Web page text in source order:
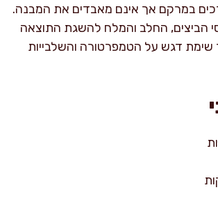
במרקם אך אינם מאבדים את המבנה.
הביצים, החלב והמלח להשגת התוצאה
שימת דגש על הטמפרטורה והשלבייות